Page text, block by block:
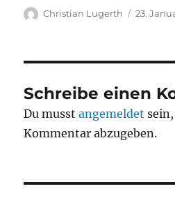
Autor
Christian Lugerth 23.
Schreibe einen
Du musstangemeldet
Kommentar abzugeben.